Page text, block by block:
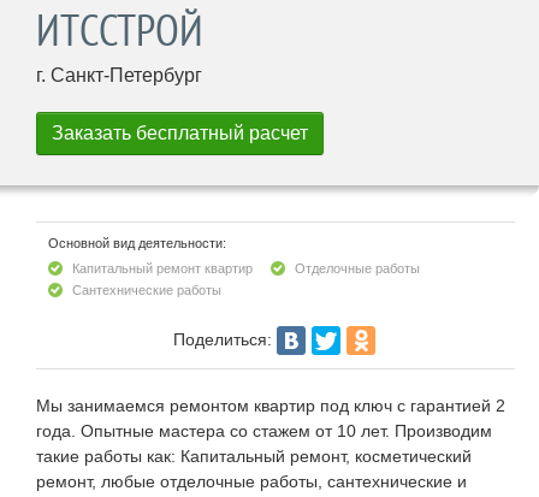
ИТССТРОЙ
г. Санкт-Петербург
Основной вид деятельности:
Капитальный ремонт квартир
Отделочные работы
Сантехнические работы
Поделиться:
Мы занимаемся ремонтом квартир под ключ с гарантией 2
года. Опытные мастера со стажем от 10 лет. Производим
такие работы как: Капитальный ремонт, косметический
ремонт, любые отделочные работы, сантехнические и